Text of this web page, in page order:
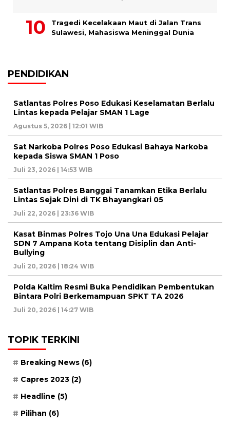
Tragedi Kecelakaan Maut di Jalan Trans
Sulawesi, Mahasiswa Meninggal Dunia
PENDIDIKAN
Satlantas Polres Poso Edukasi Keselamatan Berlalu
Lintas kepada Pelajar SMAN 1 Lage
Agustus 5, 2026 | 12:01 WIB
Sat Narkoba Polres Poso Edukasi Bahaya Narkoba
kepada Siswa SMAN 1 Poso
Juli 23, 2026 | 14:53 WIB
Satlantas Polres Banggai Tanamkan Etika Berlalu
Lintas Sejak Dini di TK Bhayangkari 05
Juli 22, 2026 | 23:36 WIB
Kasat Binmas Polres Tojo Una Una Edukasi Pelajar
SDN 7 Ampana Kota tentang Disiplin dan Anti-
Bullying
Juli 20, 2026 | 18:24 WIB
Polda Kaltim Resmi Buka Pendidikan Pembentukan
Bintara Polri Berkemampuan SPKT TA 2026
Juli 20, 2026 | 14:27 WIB
TOPIK TERKINI
Breaking News (6)
Capres 2023 (2)
Headline (5)
Pilihan (6)